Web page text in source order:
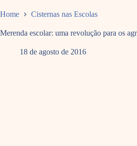
Home Cisternas nas Escolas
Merenda escolar: uma revolução para os
18 de agosto de 2016